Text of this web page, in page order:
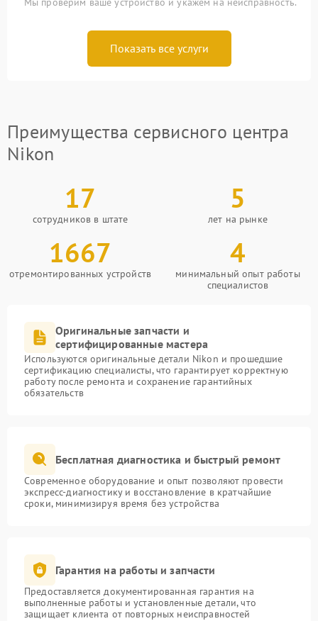
Показать все услуги
Преимущества сервисного центра
Nikon
17
сотрудников в штате
5
лет на рынке
1667
отремонтированных устройств
4
минимальный опыт работы
специалистов
Оригинальные запчасти и
сертифицированные мастера
Используются оригинальные детали Nikon и прошедшие
сертификацию специалисты, что гарантирует корректную
работу после ремонта и сохранение гарантийных
обязательств
Бесплатная диагностика и быстрый ремонт
Современное оборудование и опыт позволяют провести
экспресс-диагностику и восстановление в кратчайшие
сроки, минимизируя время без устройства
Гарантия на работы и запчасти
Предоставляется документированная гарантия на
выполненные работы и установленные детали, что
защищает клиента от повторных неисправностей